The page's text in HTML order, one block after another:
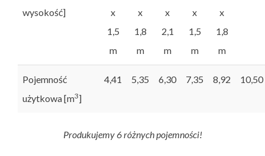
wysokość]
x
1,5
m
x
1,8
m
x
2,1
m
x
1,5
m
x
1,8
m
Pojemność
użytkowa [m3]
4,41 5,35 6,30 7,35 8,92 10,50
Produkujemy 6 różnych pojemności!